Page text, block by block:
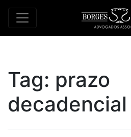
Tag: prazo
decadencial